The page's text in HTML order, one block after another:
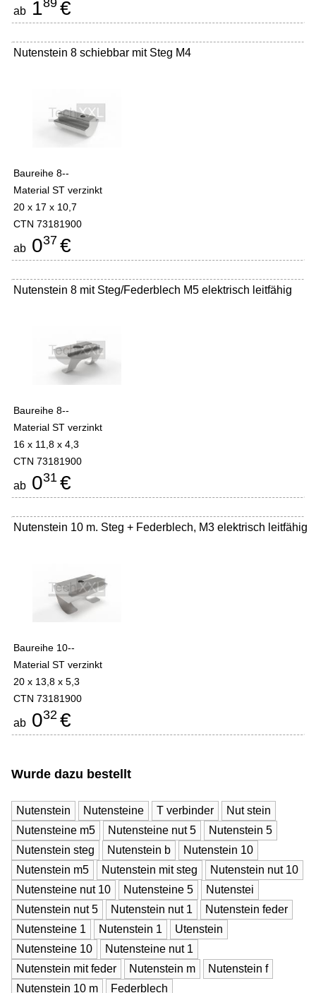
ab 189 €
Nutenstein 8 schiebbar mit Steg M4
Baureihe 8--
Material ST verzinkt
20 x 17 x 10,7
CTN 73181900
ab 037 €
Nutenstein 8 mit Steg/Federblech M5 elektrisch leitfähig
Baureihe 8--
Material ST verzinkt
16 x 11,8 x 4,3
CTN 73181900
ab 031 €
Nutenstein 10 m. Steg + Federblech, M3 elektrisch leitfähig
Baureihe 10--
Material ST verzinkt
20 x 13,8 x 5,3
CTN 73181900
ab 032 €
Wurde dazu bestellt
Nutenstein Nutensteine T verbinder
Nut stein
Nutensteine m5
Nutensteine nut 5
Nutenstein 5
Nutenstein steg
Nutenstein b
Nutenstein 10
Nutenstein m5
Nutenstein mit steg
Nutenstein nut 10
Nutensteine nut 10
Nutensteine 5
Nutenstei
Nutenstein nut 5
Nutenstein nut 1
Nutenstein feder
Nutensteine 1
Nutenstein 1
Utenstein
Nutensteine 10
Nutensteine nut 1
Nutenstein mit feder
Nutenstein m
Nutenstein f
Nutenstein 10 m
Federblech